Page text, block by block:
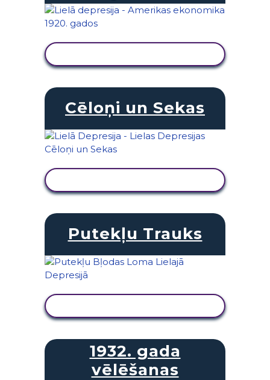
Cēloņi un Sekas
Putekļu Trauks
1932. gada
vēlēšanas